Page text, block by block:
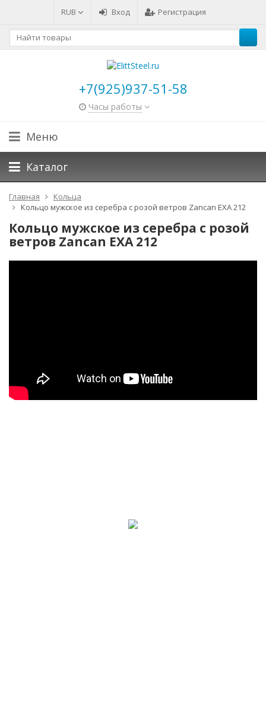
RUB Вход Регистрация
+7(925)937-51-58
Часы работы
Меню
Каталог
Главная
Кольца
Кольцо мужское из серебра с розой ветров Zancan EXA 212
Кольцо мужское из серебра с розой
ветров Zancan EXA 212